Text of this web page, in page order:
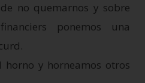
no quemarnos y sobre
ponemos una
horno y horneamos otros